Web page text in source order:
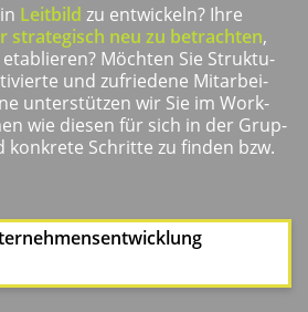
Leit­bild zu ent­wi­ckeln? Ihre
stra­te­gisch neu zu betrach­ten,
Möch­ten Sie Struk­tu­
und zufrie­de­ne Mit­ar­bei­
unter­stüt­zen wir Sie im Work­
wie die­sen für sich in der Grup­
kon­kre­te Schrit­te zu fin­den bzw.